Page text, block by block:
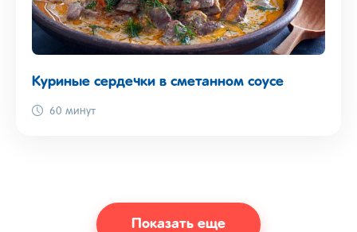
Куриные сердечки в сметанном соусе
60 минут
Показать еще